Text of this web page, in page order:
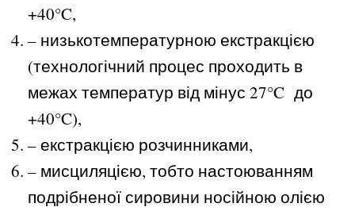
+40°C,
– низькотемпературною екстракцією
(технологічний процес проходить в
межах температур від мінус 27°C до
+40°C),
– екстракцією розчинниками,
– мисциляцією, тобто настоюванням
подрібненої сировини носійною олією